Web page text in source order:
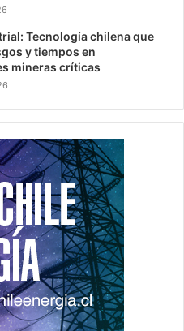
Tecnología chilena que
y tiempos en
mineras críticas